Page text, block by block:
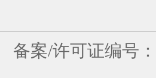
备案/许可证编号：